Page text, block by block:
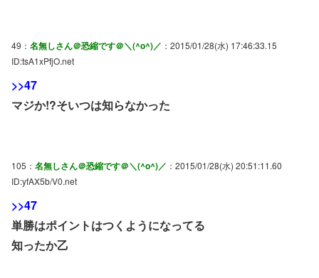
49： 名無しさん＠恐縮です＠＼(^o^)／ ：2015/01/28(水) 17:46:33.15
ID:tsA1xPfjO.net
>>47
マジか!?そいつは知らなかった
105： 名無しさん＠恐縮です＠＼(^o^)／ ：2015/01/28(水) 20:51:11.60
ID:yfAX5b/V0.net
>>47
単勝はポイントはつくようになってる
知ったか乙